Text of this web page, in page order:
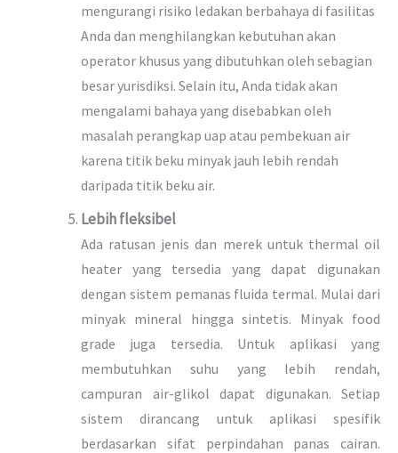
mengurangi risiko ledakan berbahaya di fasilitas
Anda dan menghilangkan kebutuhan akan
operator khusus yang dibutuhkan oleh sebagian
besar yurisdiksi. Selain itu, Anda tidak akan
mengalami bahaya yang disebabkan oleh
masalah perangkap uap atau pembekuan air
karena titik beku minyak jauh lebih rendah
daripada titik beku air.
Lebih fleksibel
Ada ratusan jenis dan merek untuk thermal oil
heater yang tersedia yang dapat digunakan
dengan sistem pemanas fluida termal. Mulai dari
minyak mineral hingga sintetis. Minyak food
grade juga tersedia. Untuk aplikasi yang
membutuhkan suhu yang lebih rendah,
campuran air-glikol dapat digunakan. Setiap
sistem dirancang untuk aplikasi spesifik
berdasarkan sifat perpindahan panas cairan.